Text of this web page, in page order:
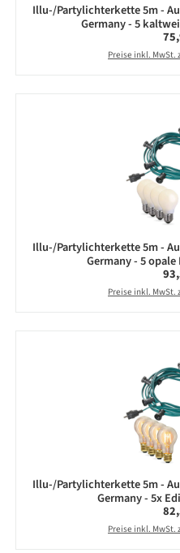
Illu-/Partylichterkette 5m -
Germany - 5
Preise inkl. MwSt.
Illu-/Partylichterkette 5m -
Germany - 5
Preise inkl. MwSt.
Illu-/Partylichterkette 5m -
Germany - 5x
Preise inkl. MwSt.